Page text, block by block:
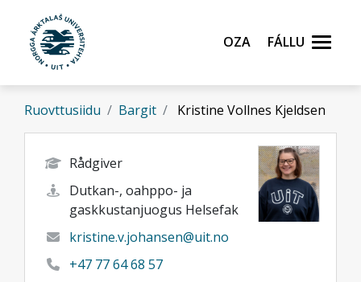
Gå til hovedinnhold
Oza
Fállu
Ruovttusiidu Bargit Kristine Vollnes Kjeldsen
Rådgiver
Dutkan-, oahppo- ja
gaskkustanjuogus Helsefak
kristine.v.johansen@uit.no
+47 77 64 68 57